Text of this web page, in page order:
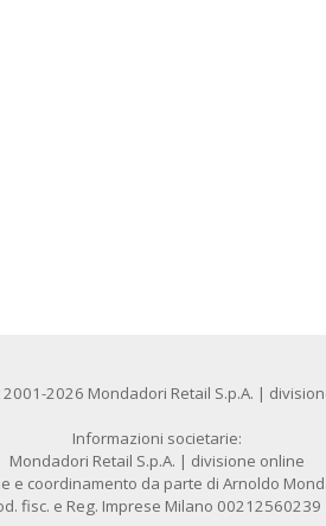
2001-2026 Mondadori Retail S.p.A. |
Informazioni societarie:
Mondadori Retail S.p.A. | divisione online
coordinamento da parte di Arnoldo
fisc. e Reg. Imprese Milano